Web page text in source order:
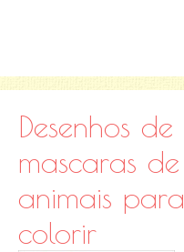
Desenhos de
mascaras de
animais para
colorir